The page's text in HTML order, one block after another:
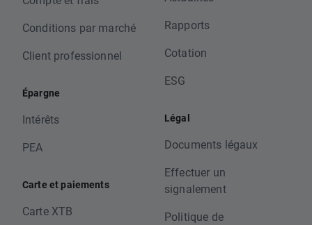
Conditions par marché
Client professionnel
Épargne
Intérêts
PEA
Carte et paiements
Carte XTB
Rapports
Cotation
ESG
Légal
Documents légaux
Effectuer un
signalement
Politique de